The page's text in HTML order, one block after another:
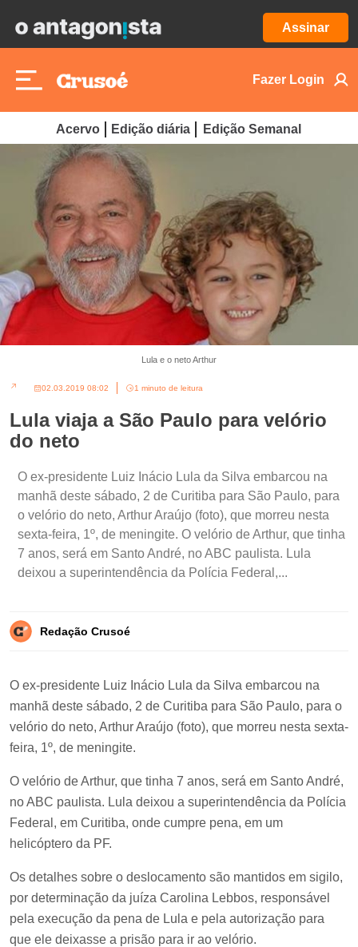
Assinar
Fazer Login
Acervo Edição diária Edição Semanal
Lula e o neto Arthur
02.03.2019 08:02 1 minuto de leitura
Lula viaja a São Paulo para velório
do neto
O ex-presidente Luiz Inácio Lula da Silva embarcou na
manhã deste sábado, 2 de Curitiba para São Paulo, para
o velório do neto, Arthur Araújo (foto), que morreu nesta
sexta-feira, 1º, de meningite. O velório de Arthur, que tinha
7 anos, será em Santo André, no ABC paulista. Lula
deixou a superintendência da Polícia Federal,...
Redação Crusoé
O ex-presidente Luiz Inácio Lula da Silva embarcou na
manhã deste sábado, 2 de Curitiba para São Paulo, para o
velório do neto, Arthur Araújo (foto), que morreu nesta sexta-
feira, 1º, de meningite.
O velório de Arthur, que tinha 7 anos, será em Santo André,
no ABC paulista. Lula deixou a superintendência da Polícia
Federal, em Curitiba, onde cumpre pena, em um
helicóptero da PF.
Os detalhes sobre o deslocamento são mantidos em sigilo,
por determinação da juíza Carolina Lebbos, responsável
pela execução da pena de Lula e pela autorização para
que ele deixasse a prisão para ir ao velório.